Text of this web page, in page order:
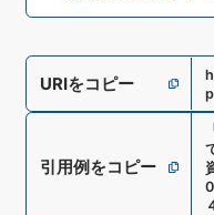
URIをコピー
引用例をコピー
0